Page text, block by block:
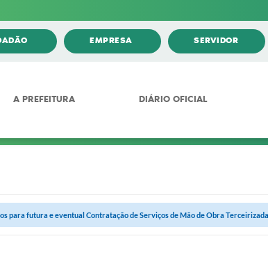
EMPRESA SERVIDOR
A PREFEITURA DIÁRIO OFICIAL
para futura e eventual Contratação de Serviços de Mão de Obra